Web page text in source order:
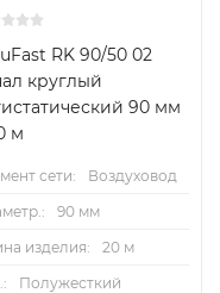
RK 90/50 02
круглый
90 мм
м
сети:
Воздуховод
90 мм
изделия:
20 м
Полужесткий